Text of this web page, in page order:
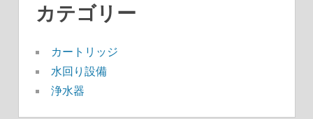
カテゴリー
カートリッジ
水回り設備
浄水器